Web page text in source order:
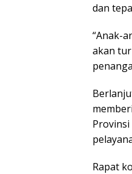
dan
“Anak-
akan
Rapat